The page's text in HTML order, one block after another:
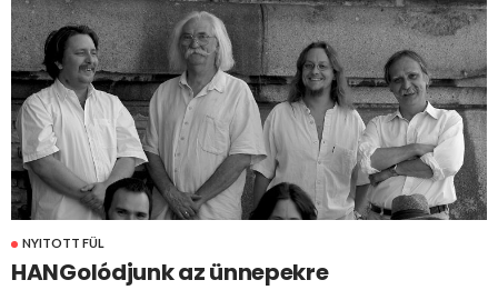
NYITOTT FÜL
HANGolódjunk az ünnepekre